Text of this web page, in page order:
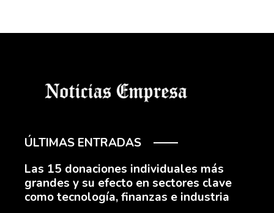
ÚLTIMAS ENTRADAS
Las 15 donaciones individuales más
grandes y su efecto en sectores clave
como tecnología, finanzas e industria